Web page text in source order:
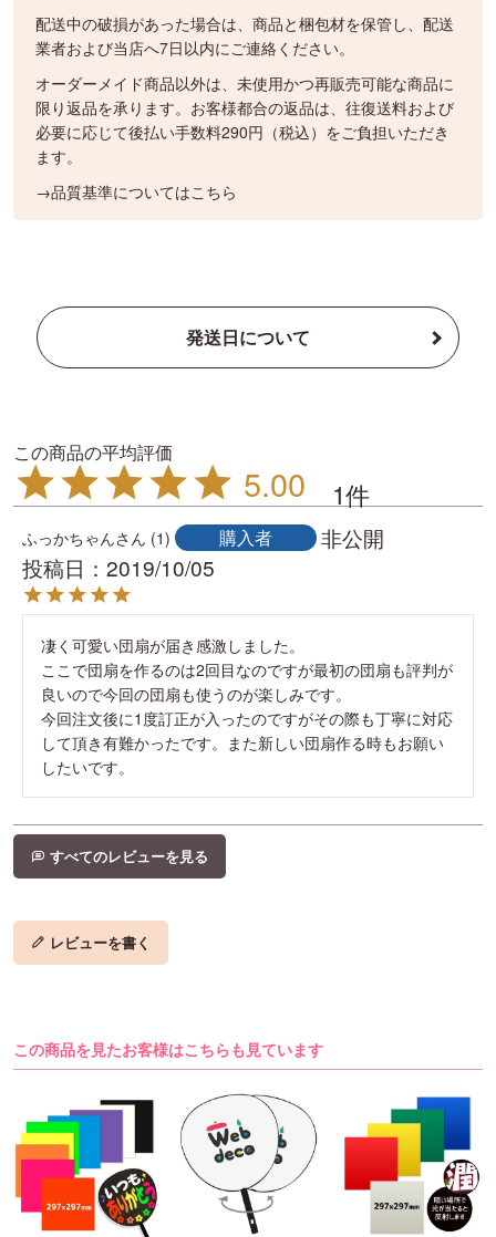
配送中の破損があった場合は、商品と梱包材を保管し、配送
業者および当店へ7日以内にご連絡ください。
オーダーメイド商品以外は、未使用かつ再販売可能な商品に
限り返品を承ります。お客様都合の返品は、往復送料および
必要に応じて後払い手数料290円（税込）をご負担いただき
ます。
→品質基準についてはこちら
発送日について
5.00 1
ふっかちゃん 1 購入者
非公開
投稿日
2019/10/05
凄く可愛い団扇が届き感激しました。
ここで団扇を作るのは2回目なのですが最初の団扇も評判が
良いので今回の団扇も使うのが楽しみです。
今回注文後に1度訂正が入ったのですがその際も丁寧に対応
して頂き有難かったです。また新しい団扇作る時もお願い
したいです。
すべてのレビューを見る
レビューを書く
この商品を見たお客様はこちらも見ています